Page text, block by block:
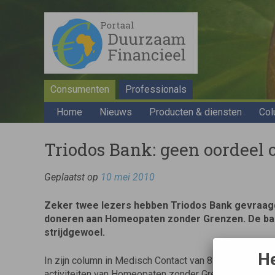
Consumenten
Professionals
Home
Nieuws Producten & diensten
Triodos Bank: geen oordeel
Geplaatst op 10 mei 2010
Zeker twee lezers hebben Triodos Bank
doneren aan Homeopaten zonder Grenzen. De
strijdgewoel.
In zijn column in Medisch Contact van 8 april hekelde